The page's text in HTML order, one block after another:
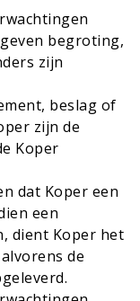
begroting,
zijn
beslag of
zijn de
Koper
dat Koper een
een
dient Koper het
de